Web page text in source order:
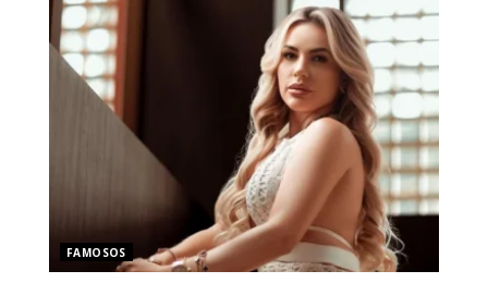
FAMOSOS